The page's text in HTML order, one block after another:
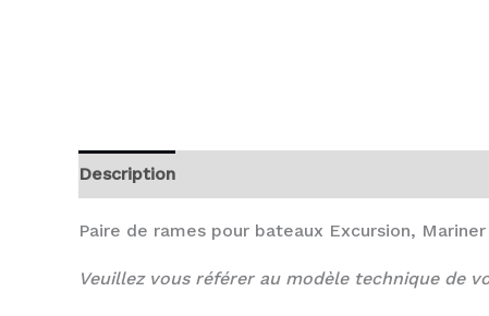
Description
Paire de rames pour bateaux Excursion,
Veuillez vous référer au modèle technique de